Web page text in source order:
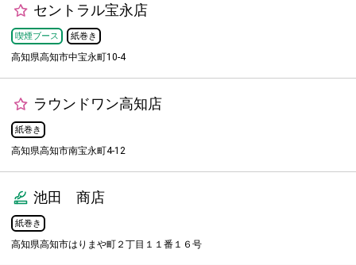
セントラル宝永店
喫煙ブース 紙巻き
高知県高知市中宝永町10-4
ラウンドワン高知店
紙巻き
高知県高知市南宝永町4-12
池田 商店
紙巻き
高知県高知市はりまや町２丁目１１番１６号